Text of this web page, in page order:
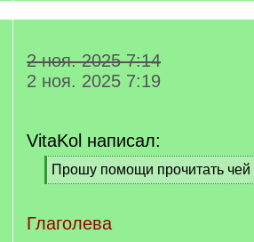
2 ноя. 2025 7:14
2 ноя. 2025 7:19
VitaKol написал:
[
q
Прошу помощи прочитать
[
q
]
Глаголева